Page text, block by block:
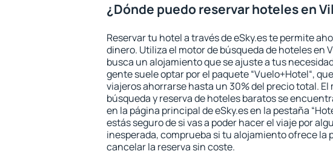
¿Dónde puedo reservar hoteles en
Reservar tu hotel a través de eSky.es te permite
dinero. Utiliza el motor de búsqueda de hoteles en
busca un alojamiento que se ajuste a tus
gente suele optar por el paquete “Vuelo+Hotel“,
viajeros ahorrarse hasta un 30% del precio total. El
búsqueda y reserva de hoteles baratos se
en la página principal de eSky.es en la pestaña
estás seguro de si vas a poder hacer el viaje por
inesperada, comprueba si tu alojamiento ofrece la
cancelar la reserva sin coste.